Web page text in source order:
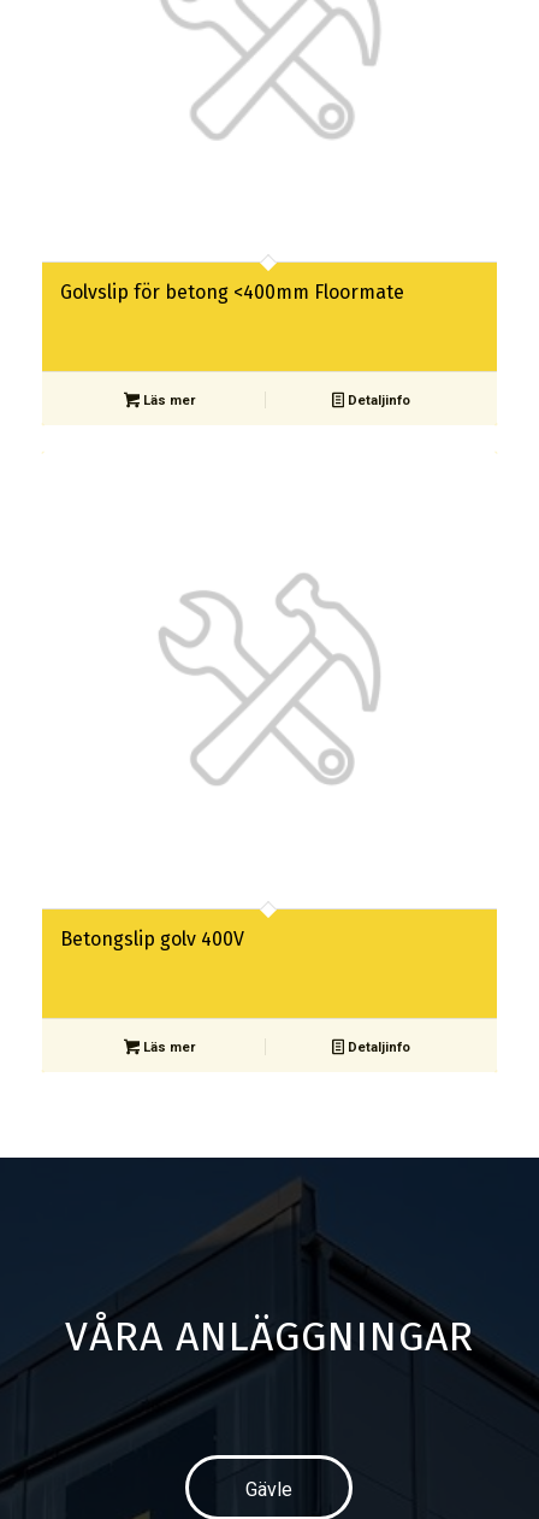
Golvslip för betong <400mm Floormate
Läs mer Detaljinfo
Betongslip golv 400V
Läs mer Detaljinfo
VÅRA ANLÄGGNINGAR
Gävle